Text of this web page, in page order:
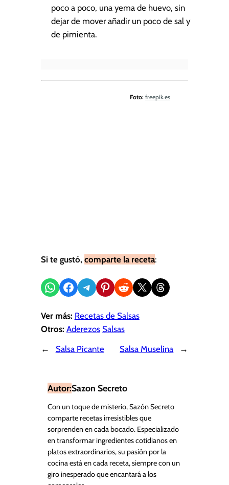
poco a poco, una yema de huevo, sin
dejar de mover añadir un poco de sal y
de pimienta.
Foto: freepik.es
Si te gustó, comparte la receta:
Compartir en WhatsApp
Compartir en Facebook
Compartir en Telegram
Compartir en Pinterest
Compartir en Reddit
Compartir en X Share on Threads
Ver más: Recetas de Salsas
Otros: Aderezos Salsas
←
Salsa Picante Salsa Muselina →
Autor:Sazon Secreto
Con un toque de misterio, Sazón Secreto
comparte recetas irresistibles que
sorprenden en cada bocado. Especializado
en transformar ingredientes cotidianos en
platos extraordinarios, su pasión por la
cocina está en cada receta, siempre con un
giro inesperado que encantará a los